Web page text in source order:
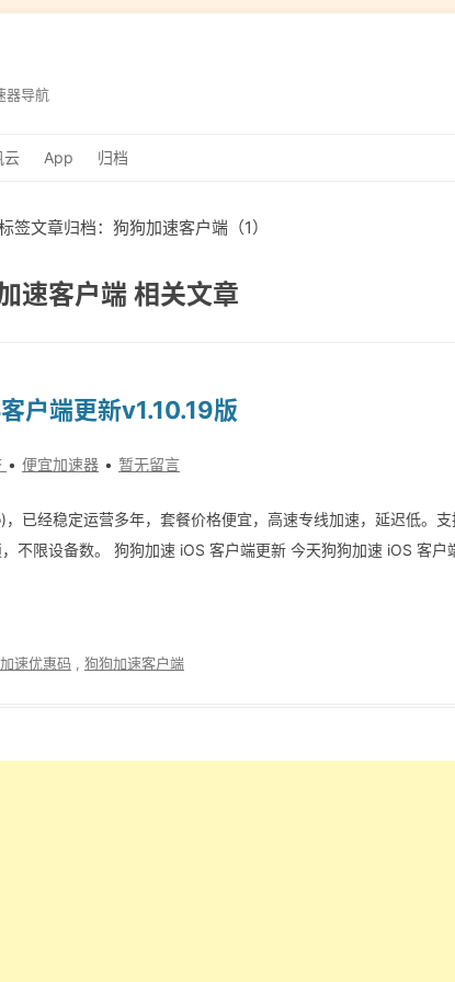
器导航
云 App 归档
签文章归档：狗狗加速客户端（1）
速客户端 相关文章
户端更新v1.10.19版
便宜加速器 暂无留言
已经稳定运营多年，套餐价格便宜，高速专线加速，延迟低。
不限设备数。 狗狗加速 iOS 客户端更新 今天狗狗加速 iOS 客户
速优惠码 狗狗加速客户端